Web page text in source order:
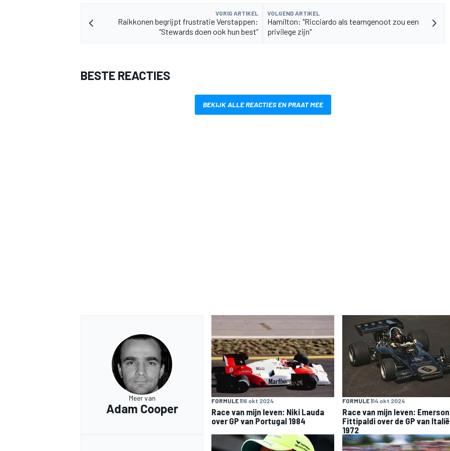
VORIG ARTIKEL
Raikkonen begrijpt frustratie Verstappen:
“Stewards doen ook hun best”
VOLGEND ARTIKEL
Hamilton: "Ricciardo als teamgenoot zou een
privilege zijn"
BESTE REACTIES
BEKIJK ALLE REACTIES EN PRAAT MEE
Meer van
Adam Cooper
FORMULE 116 okt 2024
Race van mijn leven: Niki Lauda
over GP van Portugal 1984
FORMULE 114 okt 2024
Race van mijn leven: Emerson
Fittipaldi over de GP van Italië
1972